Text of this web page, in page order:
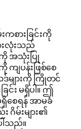
စားခြင်းကို
းလုံးသည်
ကို အသုံးပြု
ျပန်းဖြစ်စေ
များကို ကြိုတင်
င်း မရှိပါ။ ဤ
စေရန် အာမခံ
ဂိမ်းများ၏
သည်။